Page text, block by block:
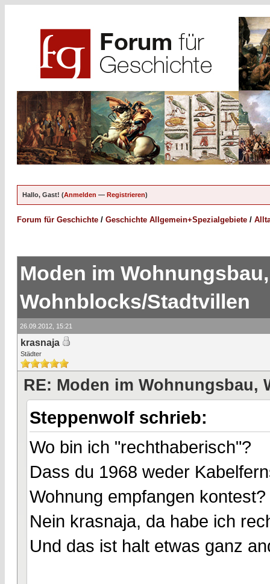
Hallo, Gast! (Anmelden — Registrieren)
Forum für Geschichte / Geschichte Allgemein+Spezialgebiete /
Moden im Wohnungsbau,
Wohnblocks/Stadtvillen
26.09.2012, 15:21
krasnaja
Städter
RE: Moden im Wohnungsbau,
Steppenwolf schrieb:
Wo bin ich "rechthaberisch"?
Dass du 1968 weder
Wohnung empfangen kontest?
Nein krasnaja, da habe ich
Und das ist halt etwas ganz